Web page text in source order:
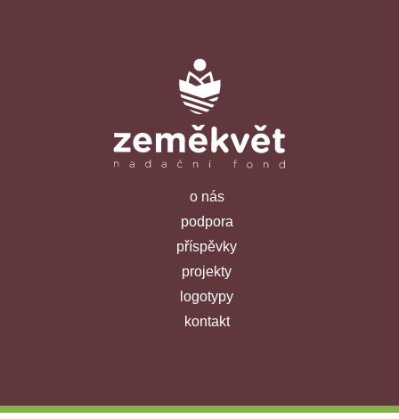
o nás
podpora
příspěvky
projekty
logotypy
kontakt